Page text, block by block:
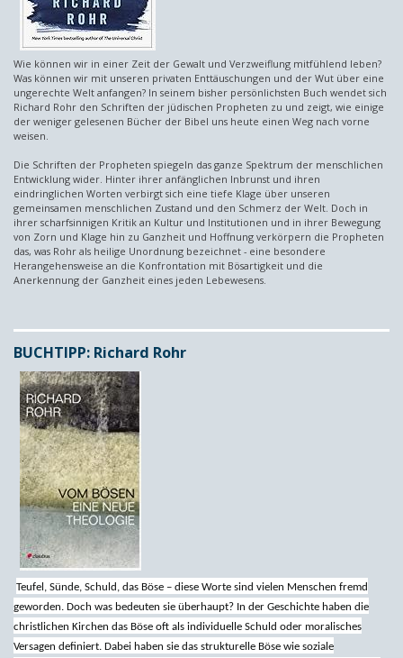
Wie können wir in einer Zeit der Gewalt und Verzweiflung mitfühlend leben?
Was können wir mit unseren privaten Enttäuschungen und der Wut über eine
ungerechte Welt anfangen? In seinem bisher persönlichsten Buch wendet sich
Richard Rohr den Schriften der jüdischen Propheten zu und zeigt, wie einige
der weniger gelesenen Bücher der Bibel uns heute einen Weg nach vorne
weisen.
Die Schriften der Propheten spiegeln das ganze Spektrum der menschlichen
Entwicklung wider. Hinter ihrer anfänglichen Inbrunst und ihren
eindringlichen Worten verbirgt sich eine tiefe Klage über unseren
gemeinsamen menschlichen Zustand und den Schmerz der Welt. Doch in
ihrer scharfsinnigen Kritik an Kultur und Institutionen und in ihrer Bewegung
von Zorn und Klage hin zu Ganzheit und Hoffnung verkörpern die Propheten
das, was Rohr als heilige Unordnung bezeichnet - eine besondere
Herangehensweise an die Konfrontation mit Bösartigkeit und die
Anerkennung der Ganzheit eines jeden Lebewesens.
BUCHTIPP: Richard Rohr
Teufel, Sünde, Schuld, das Böse – diese Worte sind vielen Menschen fremd
geworden. Doch was bedeuten sie überhaupt? In der Geschichte haben die
christlichen Kirchen das Böse oft als individuelle Schuld oder moralisches
Versagen definiert. Dabei haben sie das strukturelle Böse wie soziale